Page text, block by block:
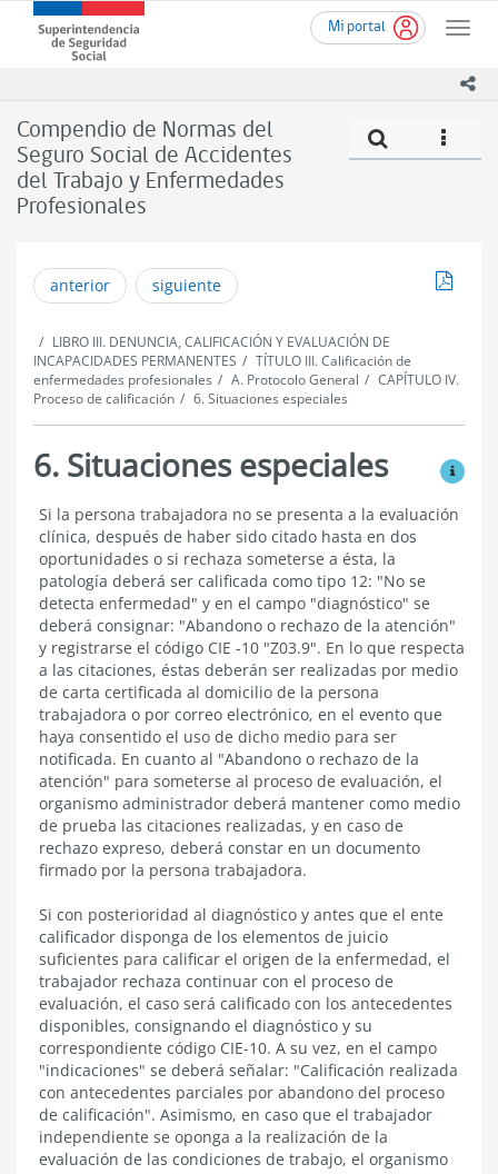
contenido
Mi portal
Toggle
Superintendencia
de
(SUSESO)
-
Gobierno
de
Chile
Compendio de Normas del
Seguro Social de Accidentes
del Trabajo y Enfermedades
Profesionales
icono
anterior siguiente
LIBRO III. DENUNCIA, CALIFICACIÓN Y EVALUACIÓN DE
INCAPACIDADES PERMANENTES
TÍTULO III. Calificación de
enfermedades profesionales
A. Protocolo General
CAPÍTULO IV.
Proceso de calificación
6. Situaciones especiales
6. Situaciones especiales Ver
Situaciones
especiales
Si la persona trabajadora no se presenta a la evaluación
clínica, después de haber sido citado hasta en dos
oportunidades o si rechaza someterse a ésta, la
patología deberá ser calificada como tipo 12: "No se
detecta enfermedad" y en el campo "diagnóstico" se
deberá consignar: "Abandono o rechazo de la atención"
y registrarse el código CIE -10 "Z03.9". En lo que respecta
a las citaciones, éstas deberán ser realizadas por medio
de carta certificada al domicilio de la persona
trabajadora o por correo electrónico, en el evento que
haya consentido el uso de dicho medio para ser
notificada. En cuanto al "Abandono o rechazo de la
atención" para someterse al proceso de evaluación, el
organismo administrador deberá mantener como medio
de prueba las citaciones realizadas, y en caso de
rechazo expreso, deberá constar en un documento
firmado por la persona trabajadora.
Si con posterioridad al diagnóstico y antes que el ente
calificador disponga de los elementos de juicio
suficientes para calificar el origen de la enfermedad, el
trabajador rechaza continuar con el proceso de
evaluación, el caso será calificado con los antecedentes
disponibles, consignando el diagnóstico y su
correspondiente código CIE-10. A su vez, en el campo
"indicaciones" se deberá señalar: "Calificación realizada
con antecedentes parciales por abandono del proceso
de calificación". Asimismo, en caso que el trabajador
independiente se oponga a la realización de la
evaluación de las condiciones de trabajo, el organismo